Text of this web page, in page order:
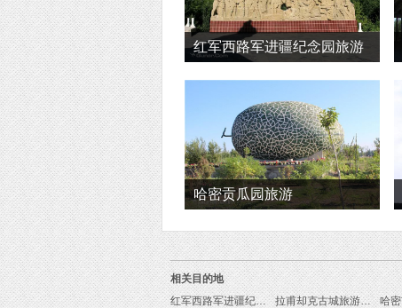
红军西路军进疆纪念园旅游
哈密贡瓜园旅游
相关目的地
红军西路军进疆纪念园旅游线路
拉甫却克古城旅游线路